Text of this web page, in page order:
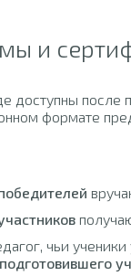
и
доступны после
формате
чьи ученики